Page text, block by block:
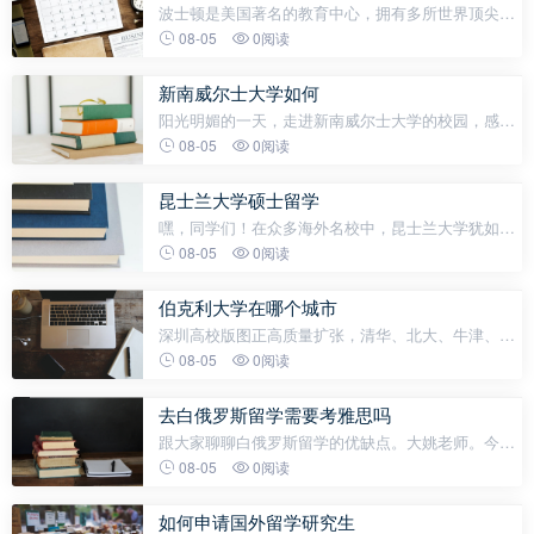
波士顿是美国著名的教育中心，拥有多所世界顶尖大
学和学院。以下是波士顿及其周边地区（大波士顿地
University） 世界顶尖私立研究型
08-05 0阅读
新南威尔士大学如何
阳光明媚的一天，走进新南威尔士大学的校园，感觉
非常清净，基本上没有人。这是大学的标志性建筑和
of New South Wales；又称UNSW Sydn
08-05 0阅读
昆士兰大学硕士留学
嘿，同学们！在众多海外名校中，昆士兰大学犹如一
颗璀璨的明珠，吸引着无数莘莘学子前往深造。其卓
阔的发展空间。想要申请昆士兰大学
08-05 0阅读
伯克利大学在哪个城市
深圳高校版图正高质量扩张，清华、北大、牛津、剑
桥、耶鲁、伯克利都来了！最新消息：耶鲁大学要与
日，深圳市副市长王立新会见了耶鲁
08-05 0阅读
去白俄罗斯留学需要考雅思吗
跟大家聊聊白俄罗斯留学的优缺点。大姚老师。今天
跟大家聊一聊白俄罗斯留学的优缺点。·首先先说一说
够毕业，最短的甚至只需要
08-05 0阅读
如何申请国外留学研究生